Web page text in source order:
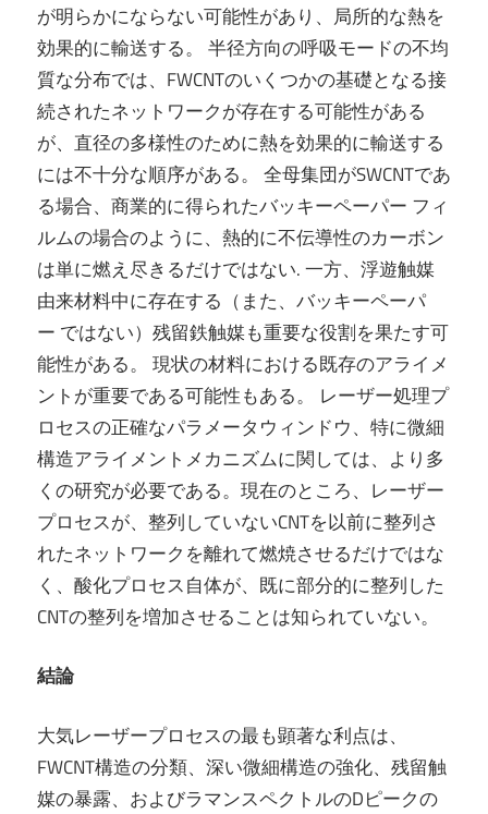
が明らかにならない可能性があり、局所的な熱を
効果的に輸送する。 半径方向の呼吸モードの不均
質な分布では、FWCNTのいくつかの基礎となる接
続されたネットワークが存在する可能性がある
が、直径の多様性のために熱を効果的に輸送する
には不十分な順序がある。 全母集団がSWCNTであ
る場合、商業的に得られたバッキーペーパー フィ
ルムの場合のように、熱的に不伝導性のカーボン
は単に燃え尽きるだけではない. 一方、浮遊触媒
由来材料中に存在する（また、バッキーペーパ
ー ではない）残留鉄触媒も重要な役割を果たす可
能性がある。 現状の材料における既存のアライメ
ントが重要である可能性もある。 レーザー処理プ
ロセスの正確なパラメータウィンドウ、特に微細
構造アライメントメカニズムに関しては、より多
くの研究が必要である。現在のところ、レーザー
プロセスが、整列していないCNTを以前に整列さ
れたネットワークを離れて燃焼させるだけではな
く、酸化プロセス自体が、既に部分的に整列した
CNTの整列を増加させることは知られていない。
結論
大気レーザープロセスの最も顕著な利点は、
FWCNT構造の分類、深い微細構造の強化、残留触
媒の暴露、およびラマンスペクトルのDピークの